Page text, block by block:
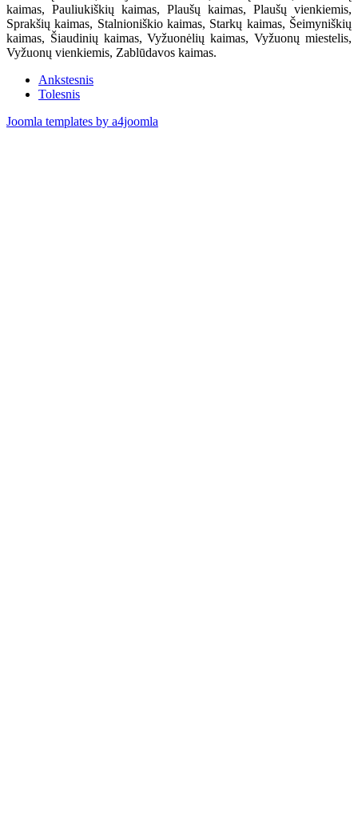
kaimas, Pauliukiškių kaimas, Plaušų kaimas, Plaušų vienkiemis,
Sprakšių kaimas, Stalnioniškio kaimas, Starkų kaimas, Šeimyniškių
kaimas, Šiaudinių kaimas, Vyžuonėlių kaimas, Vyžuonų miestelis,
Vyžuonų vienkiemis, Zablūdavos kaimas.
Ankstesnis
Tolesnis
Joomla templates by a4joomla